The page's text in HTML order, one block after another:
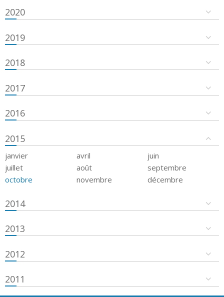
2020
2019
2018
2017
2016
2015
janvier avril
juin
juillet
août
septembre
octobre
novembre décembre
2014
2013
2012
2011